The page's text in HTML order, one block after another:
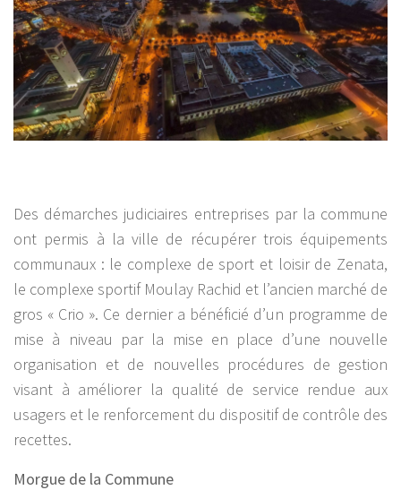
Des démarches judiciaires entreprises par la commune
ont permis à la ville de récupérer trois équipements
communaux : le complexe de sport et loisir de Zenata,
le complexe sportif Moulay Rachid et l’ancien marché de
gros « Crio ». Ce dernier a bénéficié d’un programme de
mise à niveau par la mise en place d’une nouvelle
organisation et de nouvelles procédures de gestion
visant à améliorer la qualité de service rendue aux
usagers et le renforcement du dispositif de contrôle des
recettes.
Morgue de la Commune